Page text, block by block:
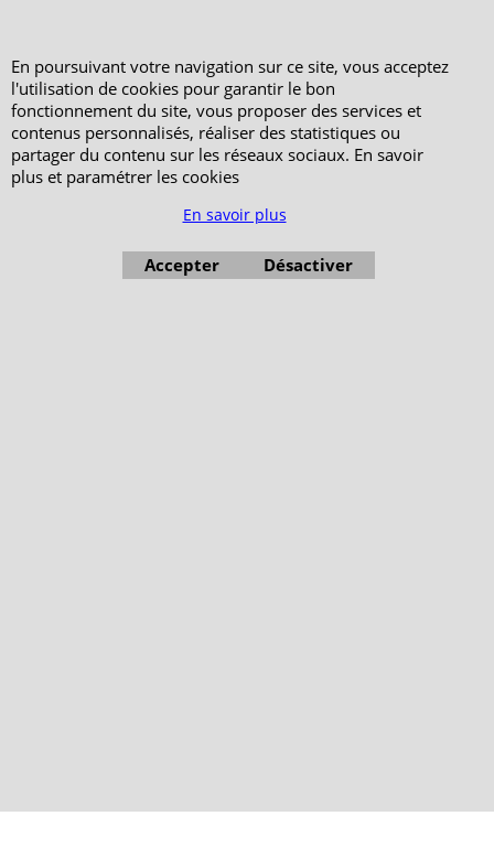
En poursuivant votre navigation sur ce site, vous acceptez
l'utilisation de cookies pour garantir le bon
fonctionnement du site, vous proposer des services et
contenus personnalisés, réaliser des statistiques ou
partager du contenu sur les réseaux sociaux. En savoir
plus et paramétrer les cookies
En savoir plus
Accepter Désactiver